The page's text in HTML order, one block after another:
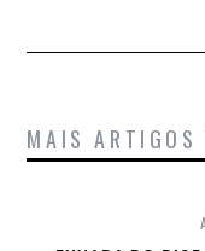
MAIS